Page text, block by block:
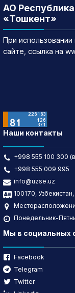
АО
«Тошкент»
При
сайте, ссылка на
Наши контакты
+998 555 100 300
+998 555 009 995
info@uzse.uz
100170,
Понедельник-
Мы в социальных
Facebook
Telegram
Twitter